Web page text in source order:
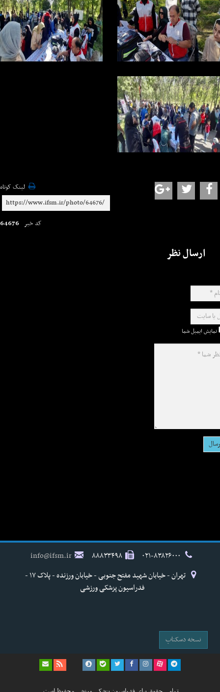
لینک کوتاه
کد خبر 64676
ارسال نظر
نمایش ایمیل شما
۸۸۸۳۳۴۹۸
info@ifsm.ir
تهران - خیابان شهید مفتح جنوبی - خیابان ورزنده - پلاک ۱۷ -
فدراسیون پزشکی ورزشی
نسخه دسکتاپ